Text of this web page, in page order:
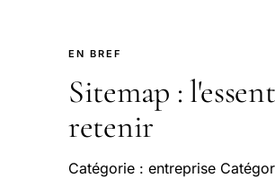
EN BREF
Sitemap :
retenir
Catégorie : entreprise